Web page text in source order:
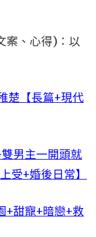
案、心得)：以
楚【長篇+現代
男主一開頭就
受+婚後日常】
+甜寵+暗戀+救